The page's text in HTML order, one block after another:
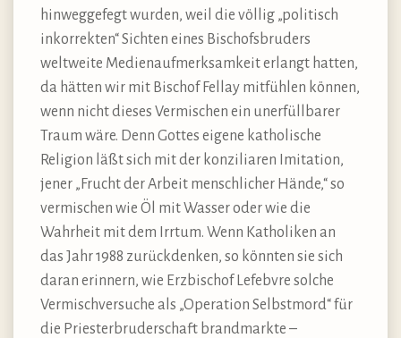
hinweggefegt wurden, weil die völlig „politisch
inkorrekten“ Sichten eines Bischofsbruders
weltweite Medienaufmerksamkeit erlangt hatten,
da hätten wir mit Bischof Fellay mitfühlen können,
wenn nicht dieses Vermischen ein unerfüllbarer
Traum wäre. Denn Gottes eigene katholische
Religion läßt sich mit der konziliaren Imitation,
jener „Frucht der Arbeit menschlicher Hände,“ so
vermischen wie Öl mit Wasser oder wie die
Wahrheit mit dem Irrtum. Wenn Katholiken an
das Jahr 1988 zurückdenken, so könnten sie sich
daran erinnern, wie Erzbischof Lefebvre solche
Vermischversuche als „Operation Selbstmord“ für
die Priesterbruderschaft brandmarkte –